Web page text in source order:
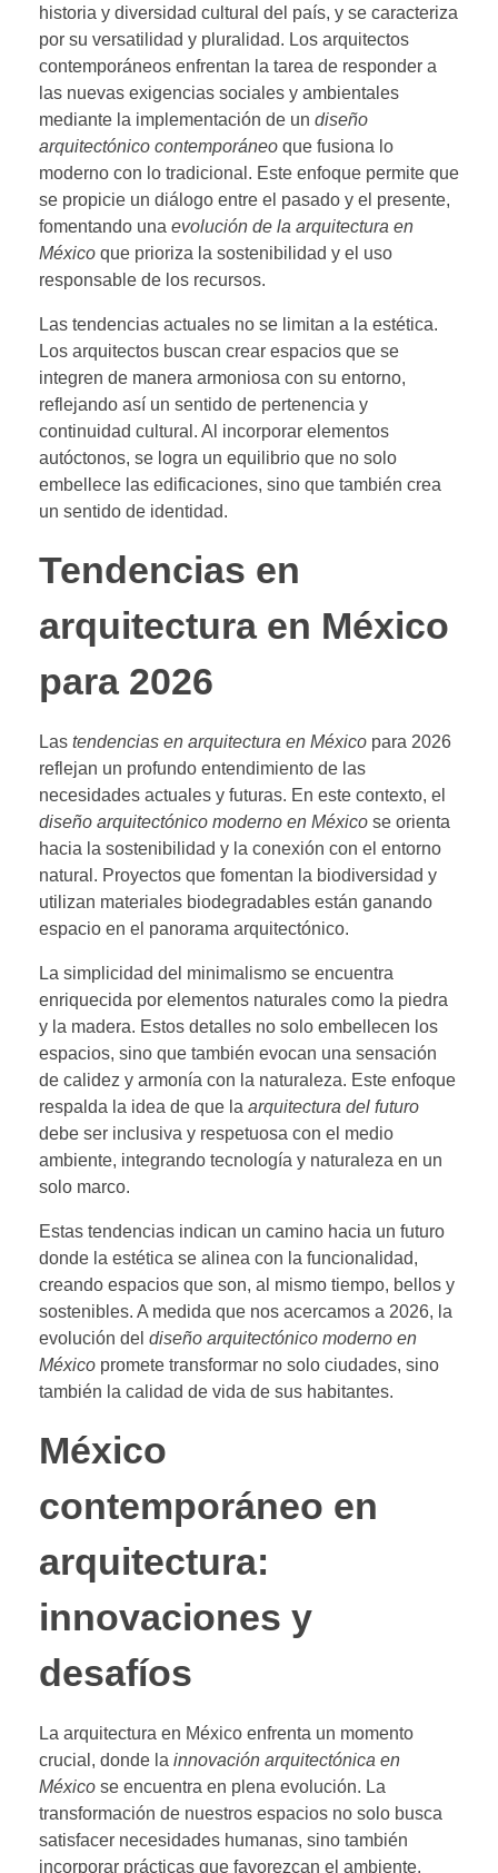
historia y diversidad cultural del país, y se caracteriza
por su versatilidad y pluralidad. Los arquitectos
contemporáneos enfrentan la tarea de responder a
las nuevas exigencias sociales y ambientales
mediante la implementación de un diseño
arquitectónico contemporáneo que fusiona lo
moderno con lo tradicional. Este enfoque permite que
se propicie un diálogo entre el pasado y el presente,
fomentando una evolución de la arquitectura en
México que prioriza la sostenibilidad y el uso
responsable de los recursos.
Las tendencias actuales no se limitan a la estética.
Los arquitectos buscan crear espacios que se
integren de manera armoniosa con su entorno,
reflejando así un sentido de pertenencia y
continuidad cultural. Al incorporar elementos
autóctonos, se logra un equilibrio que no solo
embellece las edificaciones, sino que también crea
un sentido de identidad.
Tendencias en
arquitectura en México
para 2026
Las tendencias en arquitectura en México para 2026
reflejan un profundo entendimiento de las
necesidades actuales y futuras. En este contexto, el
diseño arquitectónico moderno en México se orienta
hacia la sostenibilidad y la conexión con el entorno
natural. Proyectos que fomentan la biodiversidad y
utilizan materiales biodegradables están ganando
espacio en el panorama arquitectónico.
La simplicidad del minimalismo se encuentra
enriquecida por elementos naturales como la piedra
y la madera. Estos detalles no solo embellecen los
espacios, sino que también evocan una sensación
de calidez y armonía con la naturaleza. Este enfoque
respalda la idea de que la arquitectura del futuro
debe ser inclusiva y respetuosa con el medio
ambiente, integrando tecnología y naturaleza en un
solo marco.
Estas tendencias indican un camino hacia un futuro
donde la estética se alinea con la funcionalidad,
creando espacios que son, al mismo tiempo, bellos y
sostenibles. A medida que nos acercamos a 2026, la
evolución del diseño arquitectónico moderno en
México promete transformar no solo ciudades, sino
también la calidad de vida de sus habitantes.
México
contemporáneo en
arquitectura:
innovaciones y
desafíos
La arquitectura en México enfrenta un momento
crucial, donde la innovación arquitectónica en
México se encuentra en plena evolución. La
transformación de nuestros espacios no solo busca
satisfacer necesidades humanas, sino también
incorporar prácticas que favorezcan el ambiente.